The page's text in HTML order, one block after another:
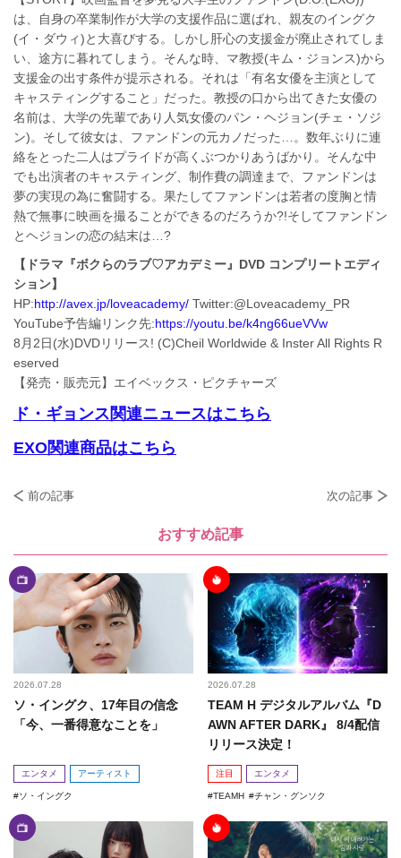
は、自身の卒業制作が大学の支援作品に選ばれ、親友のイングク
(イ・ダウィ)と大喜びする。しかし肝心の支援金が廃止されてしま
い、途方に暮れてしまう。そんな時、マ教授(キム・ジョンス)から
支援金の出す条件が提示される。それは「有名女優を主演として
キャスティングすること」だった。教授の口から出てきた女優の
名前は、大学の先輩であり人気女優のパン・ヘジョン(チェ・ソジ
ン)。そして彼女は、ファンドンの元カノだった…。数年ぶりに連
絡をとった二人はプライドが高くぶつかりあうばかり。そんな中
でも出演者のキャスティング、制作費の調達まで、ファンドンは
夢の実現の為に奮闘する。果たしてファンドンは若者の度胸と情
熱で無事に映画を撮ることができるのだろうか?!そしてファンドン
とヘジョンの恋の結末は…?
【ドラマ『ボクらのラブ♡アカデミー』DVD コンプリートエディ
ション】
HP:http://avex.jp/loveacademy/ Twitter:@Loveacademy_PR
YouTube予告編リンク先:https://youtu.be/k4ng66ueVVw
8月2日(水)DVDリリース! (C)Cheil Worldwide & Inster All Rights R
eserved
【発売・販売元】エイベックス・ピクチャーズ
ド・ギョンス関連ニュースはこちら
EXO関連商品はこちら
前の記事 次の記事
おすすめ記事
2026.07.28
ソ・イングク、17年目の信念
「今、一番得意なことを」
エンタメ アーティスト
ソ・イングク
2026.07.28
TEAM H デジタルアルバム『D
AWN AFTER DARK』 8/4配信
リリース決定！
注目 エンタメ
TEAMH チャン・グンソク